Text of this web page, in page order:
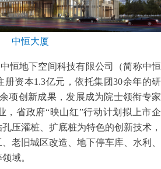
中恒大厦
恒地下空间科技有限公司（简称中恒
册资本1.3亿元，依托集团30余年的研
项创新成果，发展成为院士领衔专家
，省政府“映山红”行动计划拟上市企
压灌桩、扩底桩为特色的创新技术，
老旧城区改造、地下停车库、水利、
域。